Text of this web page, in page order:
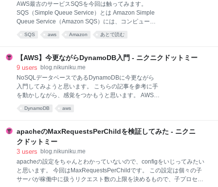
Python/2.7.5 Da
AWS最古のサービスSQSを今回は触ってみます。
SQS（Simple Queue Service）とは Amazon Simple
Queue Service（Amazon SQS）には、コンピュータ
間で送受信されるメッセージを格納するための、信頼
性の高いスケーラブルなホストされたキューが用意さ
さまざまなタスクを実行するアプリケーションの分散
コンポーネント間で、データを簡単に移動させること
ができます。 キューイングサービスですね。どういう
用途に使うかというと、例えば処理を切り離したい時
に使う事が出来ます。 DBのデータ更新系の処理だと
うとし、このDB更新に時間が掛かるとします。更新が
ってしまうと思います。これを受付と更新とで切り分
ける
SQS aws Amazon あとで読む
【AWS】今更ながらDynamoDB入門 - ニクニクドットミー
9 users blog.nikuniku.me
NoSQLデータベースであるDynamoDBに今更ながら
入門してみようと思います。 こちらの記事を参考に手
を動かしながら、感覚をつかもうと思います。 AWS再
DynamoDBにはハッシュキー、レンジキーといった概
させて頂きます。 コンセプトから学ぶAmazon
DynamoDB【Amazon RDSとの比較篇】 ｜
Developers.IO コンセプトから学ぶAmazon
Developers.IO コンセプトから学ぶAmazon
DynamoDB【複合キーテーブル篇】 ｜ Developers.IO
Amazon DynamoDBはマネージドなNoSQLデータベ
DynamoDB aws
apacheのMaxRequestsPerChildを検証してみた - ニクニ
クドットミー
3 users blog.nikuniku.me
apacheの設定をちゃんとわかっていないので、configをいじってみたい
と思います。 今回はMaxRequestsPerChildです。 この設定は個々の子
サーバが稼働中に扱うリクエスト数の上限を決めるもので、子プロセス